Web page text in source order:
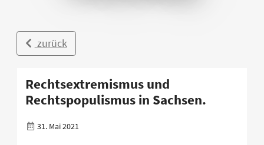
zurück
Rechtsextremismus und
Rechtspopulismus in Sachsen.
31. Mai 2021